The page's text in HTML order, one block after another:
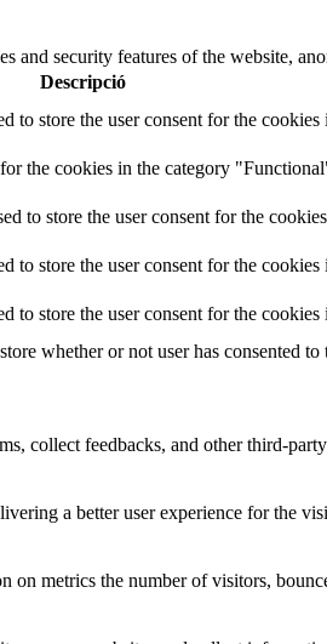
and security features of the website,
Descripció
to store the user consent for the
the cookies in the category
to store the user consent for the
store the user consent for the cookies
store the user consent for the
whether or not user has consented
collect feedbacks, and other third-
a better user experience for the
metrics the number of visitors,